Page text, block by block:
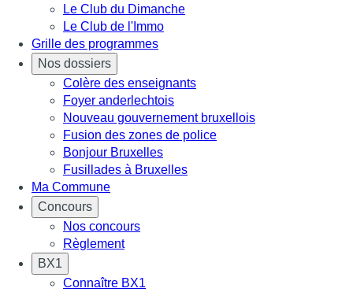
Le Club du Dimanche
Le Club de l'Immo
Grille des programmes
Nos dossiers
Colère des enseignants
Foyer anderlechtois
Nouveau gouvernement bruxellois
Fusion des zones de police
Bonjour Bruxelles
Fusillades à Bruxelles
Ma Commune
Concours
Nos concours
Règlement
BX1
Connaître BX1